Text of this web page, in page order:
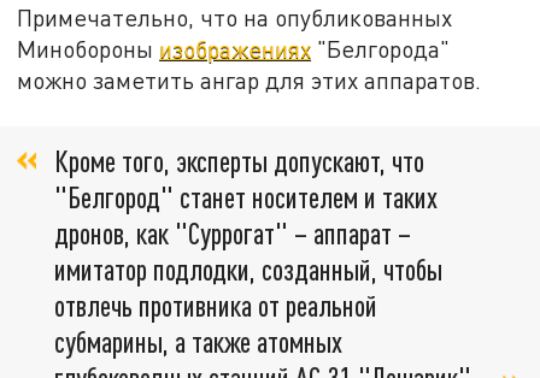
Примечательно, что на опубликованных
Минобороны изображениях "Белгорода"
можно заметить ангар для этих аппаратов.
Кроме того, эксперты допускают, что
"Белгород" станет носителем и таких
дронов, как "Суррогат" – аппарат –
имитатор подлодки, созданный, чтобы
отвлечь противника от реальной
субмарины, а также атомных